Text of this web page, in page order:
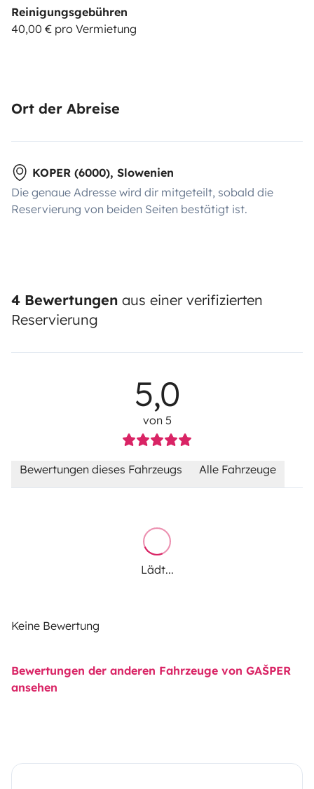
Reinigungsgebühren
40,00 € pro Vermietung
Ort der Abreise
KOPER (6000), Slowenien
Die genaue Adresse wird dir mitgeteilt, sobald die
Reservierung von beiden Seiten bestätigt ist.
4 Bewertungen aus einer verifizierten
Reservierung
5,0
von 5
Bewertungen dieses Fahrzeugs Alle Fahrzeuge
Lädt...
Keine Bewertung
Bewertungen der anderen Fahrzeuge von GAŠPER
ansehen